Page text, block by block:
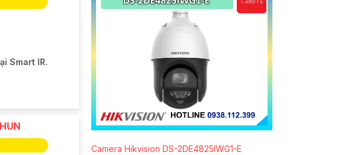
Smart IR.
Camera Hikvision DS-2DE4825IWG1-E